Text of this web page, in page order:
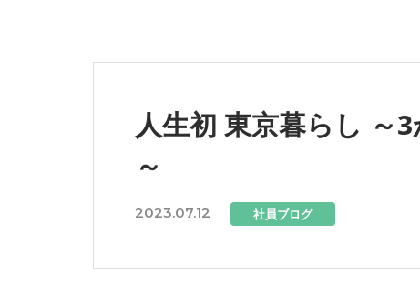
人生初 東京暮らし ～
～
2023.07.12 社員ブログ